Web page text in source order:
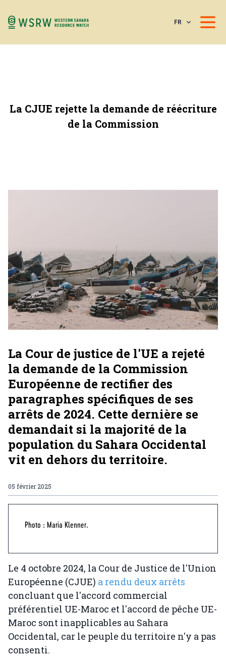
FR
La CJUE rejette la demande de réécriture
de la Commission
La Cour de justice de l'UE a rejeté
la demande de la Commission
Européenne de rectifier des
paragraphes spécifiques de ses
arrêts de 2024. Cette dernière se
demandait si la majorité de la
population du Sahara Occidental
vit en dehors du territoire.
05 février 2025
Photo : Maria Klenner.
Le 4 octobre 2024, la Cour de Justice de l'Union
Européenne (CJUE) a rendu deux arrêts
concluant que l'accord commercial
préférentiel UE-Maroc et l'accord de pêche UE-
Maroc sont inapplicables au Sahara
Occidental, car le peuple du territoire n'y a pas
consenti.